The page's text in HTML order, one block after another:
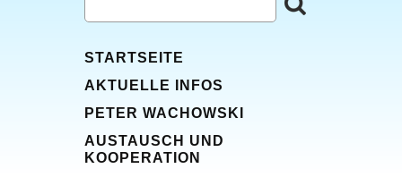
STARTSEITE
AKTUELLE INFOS
PETER WACHOWSKI
AUSTAUSCH UND
KOOPERATION